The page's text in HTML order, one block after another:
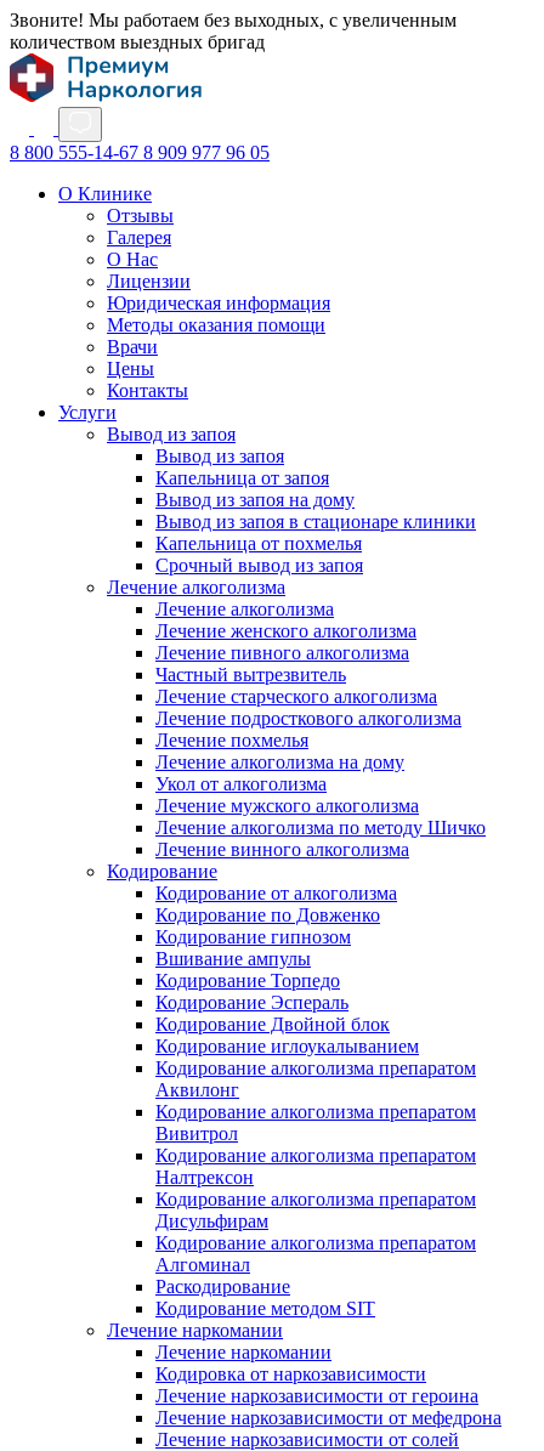
Звоните! Мы работаем без выходных, с увеличенным
количеством выездных бригад
8 800 555-14-67 8 909 977 96 05
О Клинике
Отзывы
Галерея
О Нас
Лицензии
Юридическая информация
Методы оказания помощи
Врачи
Цены
Контакты
Услуги
Вывод из запоя
Вывод из запоя
Капельница от запоя
Вывод из запоя на дому
Вывод из запоя в стационаре клиники
Капельница от похмелья
Срочный вывод из запоя
Лечение алкоголизма
Лечение алкоголизма
Лечение женского алкоголизма
Лечение пивного алкоголизма
Частный вытрезвитель
Лечение старческого алкоголизма
Лечение подросткового алкоголизма
Лечение похмелья
Лечение алкоголизма на дому
Укол от алкоголизма
Лечение мужского алкоголизма
Лечение алкоголизма по методу Шичко
Лечение винного алкоголизма
Кодирование
Кодирование от алкоголизма
Кодирование по Довженко
Кодирование гипнозом
Вшивание ампулы
Кодирование Торпедо
Кодирование Эспераль
Кодирование Двойной блок
Кодирование иглоукалыванием
Кодирование алкоголизма препаратом
Аквилонг
Кодирование алкоголизма препаратом
Вивитрол
Кодирование алкоголизма препаратом
Налтрексон
Кодирование алкоголизма препаратом
Дисульфирам
Кодирование алкоголизма препаратом
Алгоминал
Раскодирование
Кодирование методом SIT
Лечение наркомании
Лечение наркомании
Кодировка от наркозависимости
Лечение наркозависимости от героина
Лечение наркозависимости от мефедрона
Лечение наркозависимости от солей